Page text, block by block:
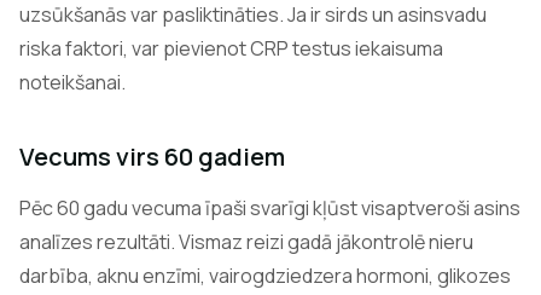
uzsūkšanās var pasliktināties. Ja ir sirds un asinsvadu
riska faktori, var pievienot CRP testus iekaisuma
noteikšanai.
Vecums virs 60 gadiem
Pēc 60 gadu vecuma īpaši svarīgi kļūst visaptveroši asins
analīzes rezultāti. Vismaz reizi gadā jākontrolē nieru
darbība, aknu enzīmi, vairogdziedzera hormoni, glikozes